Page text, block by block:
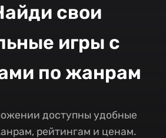
свои
игры с
по жанрам
доступны удобные
рейтингам и ценам.